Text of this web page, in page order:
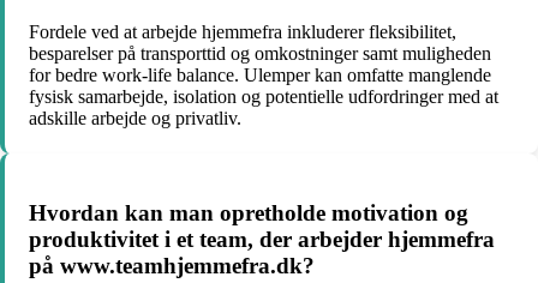
Fordele ved at arbejde hjemmefra inkluderer fleksibilitet,
besparelser på transporttid og omkostninger samt muligheden
for bedre work-life balance. Ulemper kan omfatte manglende
fysisk samarbejde, isolation og potentielle udfordringer med at
adskille arbejde og privatliv.
Hvordan kan man opretholde motivation og
produktivitet i et team, der arbejder hjemmefra
på www.teamhjemmefra.dk?